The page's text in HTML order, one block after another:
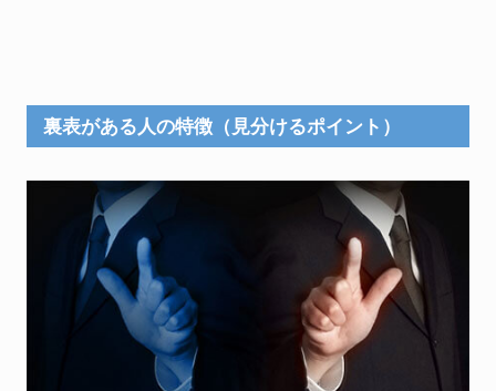
裏表がある人の特徴（見分けるポイント）